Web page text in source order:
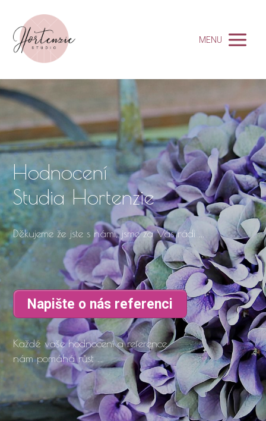
MENU
Hodnocení
Studia Hortenzie
Děkujeme že jste s námi, jsme za Vás rádi ...
Napište o nás referenci
Každé vaše hodnocení a reference
nám pomáhá růst ...